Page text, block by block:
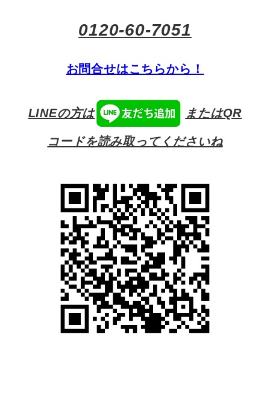
0120-60-7051
お問合せはこちらから！
LINEの方は またはQR
コードを読み取ってくださいね